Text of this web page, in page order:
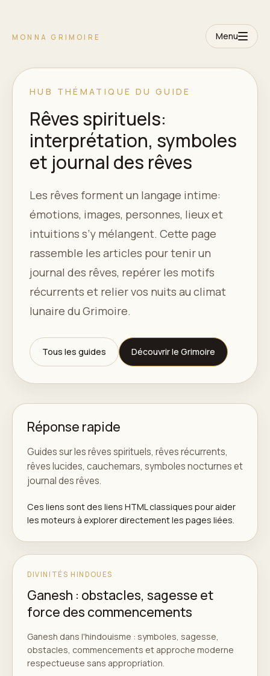
MONNA GRIMOIRE Menu
HUB THÉMATIQUE DU GUIDE
Rêves spirituels:
interprétation, symboles
et journal des rêves
Les rêves forment un langage intime:
émotions, images, personnes, lieux et
intuitions s’y mélangent. Cette page
rassemble les articles pour tenir un
journal des rêves, repérer les motifs
récurrents et relier vos nuits au climat
lunaire du Grimoire.
Tous les guides Découvrir le Grimoire
Réponse rapide
Guides sur les rêves spirituels, rêves récurrents,
rêves lucides, cauchemars, symboles nocturnes et
journal des rêves.
Ces liens sont des liens HTML classiques pour aider
les moteurs à explorer directement les pages liées.
DIVINITÉS HINDOUES
Ganesh : obstacles, sagesse et
force des commencements
Ganesh dans l'hindouisme : symboles, sagesse,
obstacles, commencements et approche moderne
respectueuse sans appropriation.